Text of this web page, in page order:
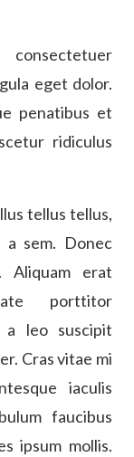
eget dolor.
penatibus et
ridiculus
tellus tellus,
sem. Donec
Aliquam erat
porttitor
a leo suscipit
Cras vitae mi
iaculis
faucibus
ipsum mollis.